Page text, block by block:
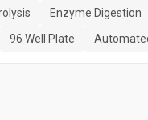
Enzyme Digestion
96 Well Plate